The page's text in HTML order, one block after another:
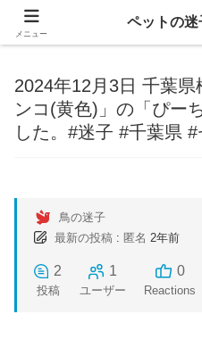
2024年12月3日 千葉
ンコ(黄色)」の「ぴー
した。#迷子 #千葉県
鳥の迷子
最新の投稿 : 匿名 2年前
2
投稿
1
ユーザー
0
Reactions
メニュー
ペットの